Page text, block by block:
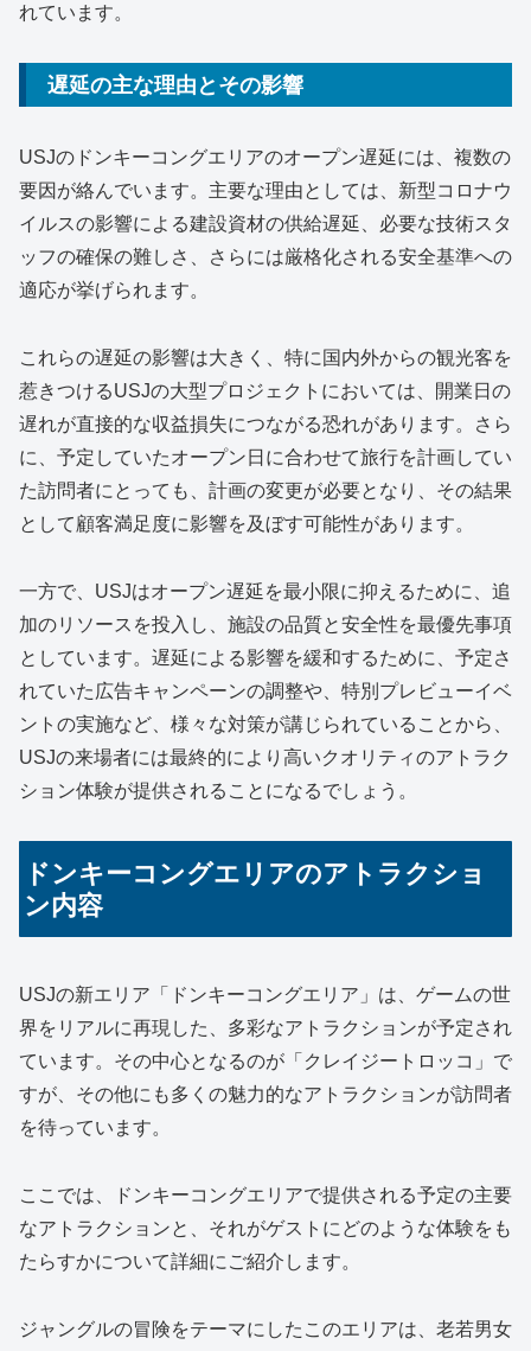
れています。
遅延の主な理由とその影響
USJのドンキーコングエリアのオープン遅延には、複数の
要因が絡んでいます。主要な理由としては、新型コロナウ
イルスの影響による建設資材の供給遅延、必要な技術スタ
ッフの確保の難しさ、さらには厳格化される安全基準への
適応が挙げられます。
これらの遅延の影響は大きく、特に国内外からの観光客を
惹きつけるUSJの大型プロジェクトにおいては、開業日の
遅れが直接的な収益損失につながる恐れがあります。さら
に、予定していたオープン日に合わせて旅行を計画してい
た訪問者にとっても、計画の変更が必要となり、その結果
として顧客満足度に影響を及ぼす可能性があります。
一方で、USJはオープン遅延を最小限に抑えるために、追
加のリソースを投入し、施設の品質と安全性を最優先事項
としています。遅延による影響を緩和するために、予定さ
れていた広告キャンペーンの調整や、特別プレビューイベ
ントの実施など、様々な対策が講じられていることから、
USJの来場者には最終的により高いクオリティのアトラク
ション体験が提供されることになるでしょう。
ドンキーコングエリアのアトラクショ
ン内容
USJの新エリア「ドンキーコングエリア」は、ゲームの世
界をリアルに再現した、多彩なアトラクションが予定され
ています。その中心となるのが「クレイジートロッコ」で
すが、その他にも多くの魅力的なアトラクションが訪問者
を待っています。
ここでは、ドンキーコングエリアで提供される予定の主要
なアトラクションと、それがゲストにどのような体験をも
たらすかについて詳細にご紹介します。
ジャングルの冒険をテーマにしたこのエリアは、老若男女